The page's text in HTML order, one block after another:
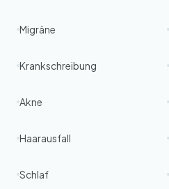
Migräne
Krankschreibung
Akne
Haarausfall
Schlaf